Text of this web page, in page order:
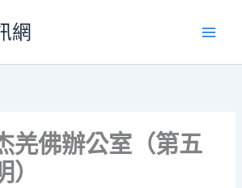
網
羌佛辦公室（第五